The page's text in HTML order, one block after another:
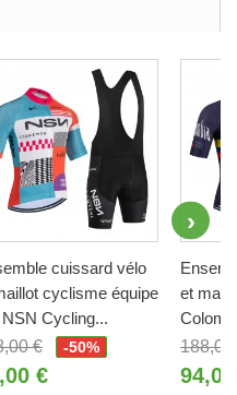
cuissard vélo
cyclisme équipe
NSN Cycling...
€
-50%
€
et
188,00